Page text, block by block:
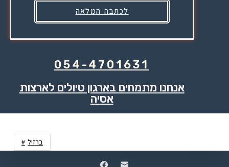
לכתבה המלאה
054-4701631
אנחנו מתמחים בארגון טיולים לארצות
אסיה
ברזיל